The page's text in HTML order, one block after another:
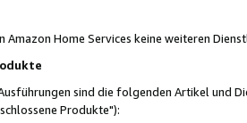
Amazon Home Services keine weiteren
sind die folgenden Artikel und
Produkte"):